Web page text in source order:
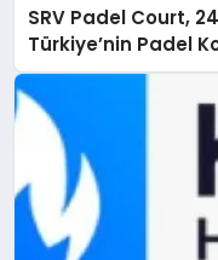
SRV Padel Court,
Türkiye’nin Padel